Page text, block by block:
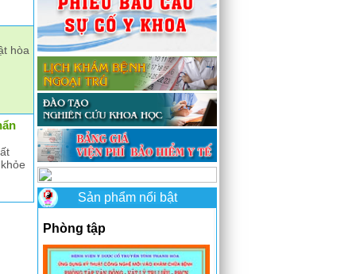
hòa
Sản phẩm nổi bật
Phòng tập